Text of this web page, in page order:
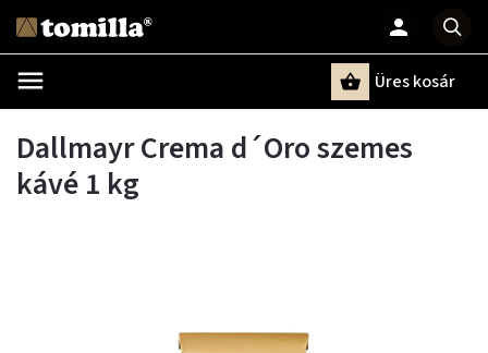
Üres kosár
Dallmayr Crema d´Oro szemes
kávé 1 kg